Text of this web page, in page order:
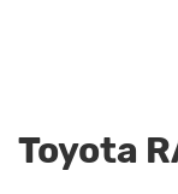
Toyota